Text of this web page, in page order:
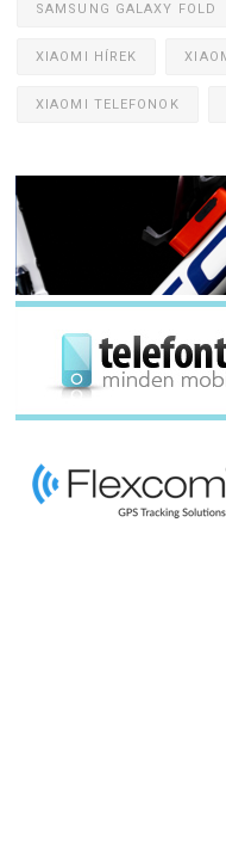
SAMSUNG GALAXY FOLD
XIAOMI HÍREK
XIAOMI TELEFONOK